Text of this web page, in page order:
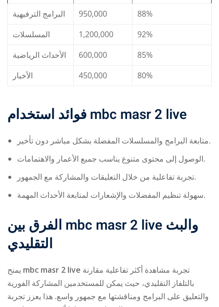
البرامج الترفيهية
950,000
88%
المسلسلات
1,200,000
92%
الأحداث الرياضية
600,000
85%
الأخبار
450,000 80%
mbc masr 2 live
متابعة البرامج والمسلسلات المفضلة بشكل مباشر دون تأخير.
الوصول إلى محتوى متنوع يناسب جميع الأعمار والاهتمامات.
تجربة تفاعلية من خلال التعليقات والمشاركة مع الجمهور.
سهولة تنظيم المفضلات والإشعارات لمتابعة الأحداث المهمة.
mbc masr 2 live
التقليدي
mbc masr 2 live
بالتلفاز التقليدي، حيث يمكن للمستخدمين المشاركة الفورية
والتعليق على البرامج ومناقشتها مع جمهور واسع. هذا يعزز تجربة